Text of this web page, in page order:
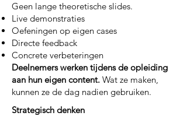
Geen lange theoretische slides.
Live demonstraties
Oefeningen op eigen cases
Directe feedback
Concrete verbeteringen
Deelnemers werken tijdens de opleiding
aan hun eigen content. Wat ze maken,
kunnen ze de dag nadien gebruiken.
Strategisch denken